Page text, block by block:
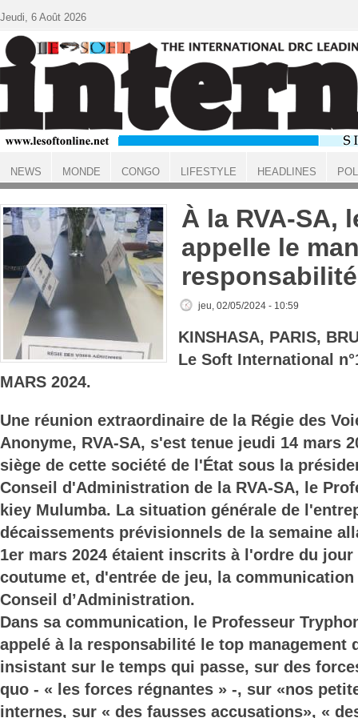
ACCUEIL
À la RVA-SA,
appelle le
responsabilité
jeu, 02/05/2024 - 10:59
KINSHASA, PARIS,
Le Soft International
MARS 2024.
Une réunion extraordinaire de la Régie des
Anonyme, RVA-SA, s'est tenue jeudi 14 mars
siège de cette société de l'État sous la
Conseil d'Administration de la RVA-SA, le
kiey Mulumba. La situation générale de
décaissements prévisionnels de la semaine
1er mars 2024 étaient inscrits à l'ordre du
coutume et, d'entrée de jeu, la
Conseil d’Administration.
Dans sa communication, le Professeur
appelé à la responsabilité le top management
insistant sur le temps qui passe, sur des
quo - « les forces régnantes » -, sur «nos
internes, sur « des fausses accusations», «
Jeudi, 6 Août 2026
NEWS MONDE CONGO LIFESTYLE HEADLINES